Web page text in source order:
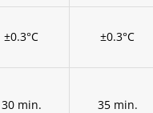
±0.3°C ±0.3°C
30 min. 35 min.